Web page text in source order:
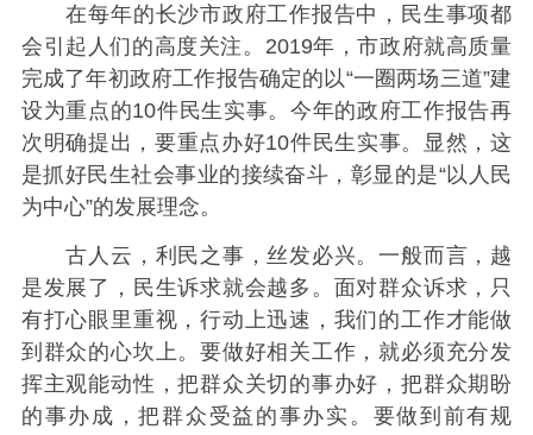
在每年的长沙市政府工作报告中，民生事项都
会引起人们的高度关注。2019年，市政府就高质量
完成了年初政府工作报告确定的以“一圈两场三道”建
设为重点的10件民生实事。今年的政府工作报告再
次明确提出，要重点办好10件民生实事。显然，这
是抓好民生社会事业的接续奋斗，彰显的是“以人民
为中心”的发展理念。
古人云，利民之事，丝发必兴。一般而言，越
是发展了，民生诉求就会越多。面对群众诉求，只
有打心眼里重视，行动上迅速，我们的工作才能做
到群众的心坎上。要做好相关工作，就必须充分发
挥主观能动性，把群众关切的事办好，把群众期盼
的事办成，把群众受益的事办实。要做到前有规